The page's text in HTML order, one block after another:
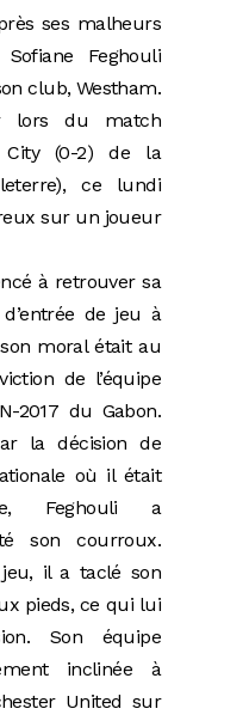
ses malheurs
Feghouli
club, Westham.
lors du match
City (0-2) de la
ce lundi
sur un joueur
à retrouver sa
de jeu à
moral était au
de l’équipe
2017 du Gabon.
la décision de
où il était
Feghouli a
son courroux.
il a taclé son
pieds, ce qui lui
Son équipe
inclinée à
United sur